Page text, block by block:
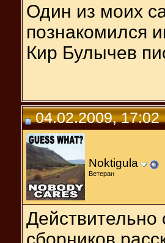
Один из моих
познакомился
Кир Булычев
04.02.2009, 17:02
Noktigula
Ветеран